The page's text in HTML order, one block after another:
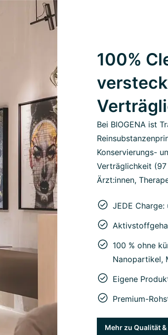
100%
Bei BIOGENA ist
Konservierungs-
Verträglichkeit
Ärzt:innen,
JEDE
100 % ohne
Nanopartikel,
Eigene
Premium-
Mehr zu Qualität